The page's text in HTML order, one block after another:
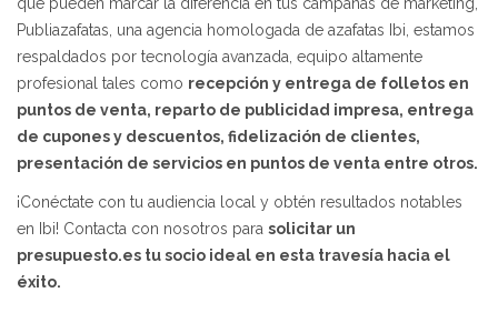
Publiazafatas, una agencia homologada de azafatas Ibi, estamos
respaldados por tecnología avanzada, equipo altamente
profesional tales como recepción y entrega de folletos en
puntos de venta, reparto de publicidad impresa, entrega
de cupones y descuentos, fidelización de clientes,
presentación de servicios en puntos de venta entre otros.
¡Conéctate con tu audiencia local y obtén resultados notables
en Ibi! Contacta con nosotros para solicitar un
presupuesto.es tu socio ideal en esta travesía hacia el
éxito.